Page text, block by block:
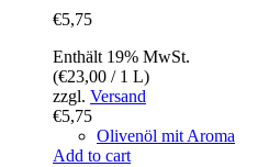
€5,75
Enthält 19% MwSt.
(€23,00 / 1 L)
zzgl. Versand
€5,75
Olivenöl mit Aroma
Add to cart